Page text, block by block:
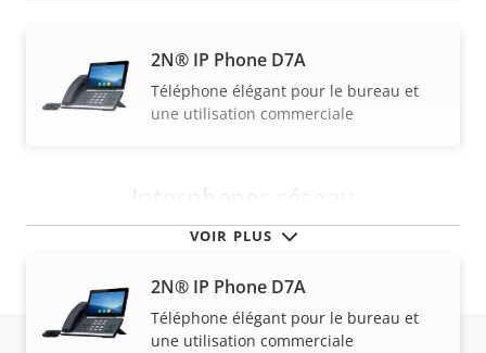
VOIR PLUS
2N® IP Phone D7A
Téléphone élégant pour le bureau et
une utilisation commerciale
2N® IP Phone D7A
Téléphone élégant pour le bureau et
une utilisation commerciale